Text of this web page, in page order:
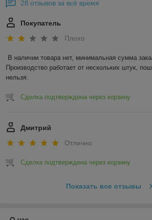
28 отзывов за всё время
Покупатель
Плохо
В наличии товара нет, минимальная сумма
Производство работает от нескольких штук,
нельзя.
Сделка подтверждена через корзину
Дмитрий
Отлично
Сделка подтверждена через корзину
Показать все отзывы